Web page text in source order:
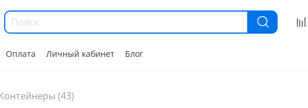
Оплата Личный кабинет Блог
(43)